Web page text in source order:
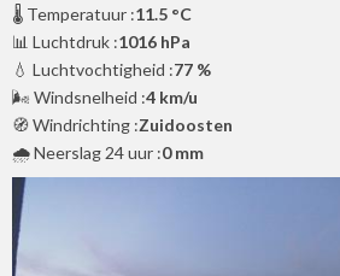
🌡️ Temperatuur :11.5 °C
📊 Luchtdruk :1016 hPa
💧 Luchtvochtigheid :77 %
🌬️ Windsnelheid :4 km/u
🧭 Windrichting :Zuidoosten
🌧️ Neerslag 24 uur :0 mm